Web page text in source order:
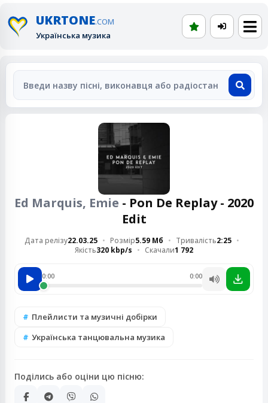
UKRTONE.COM
Українська музика
Ed Marquis, Emie - Pon De Replay - 2020
Edit
Дата релізу22.03.25 Розмір5.59 Мб Тривалість2:25
Якість320 kbp/s Скачали1 792
0:00 0:00
Плейлисти та музичні добірки
Українська танцювальна музика
Поділись або оціни цю пісню: